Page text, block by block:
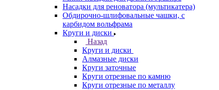
Насадки для реноватора (мультикатера)
Обдирочно-шлифовальные чашки, с
карбидом вольфрама
Круги и диски
Назад
Круги и диски
Алмазные диски
Круги заточные
Круги отрезные по камню
Круги отрезные по металлу